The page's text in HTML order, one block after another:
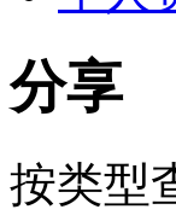
分享
按类型